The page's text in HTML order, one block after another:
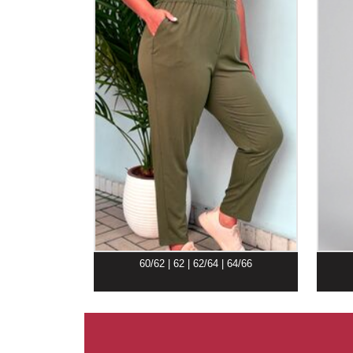
60/62 | 62 | 62/64 | 64/66